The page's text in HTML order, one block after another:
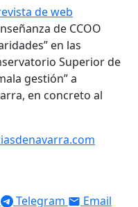
de web
de CCOO
en las
Superior de
gestión” a
en concreto al
Telegram Email